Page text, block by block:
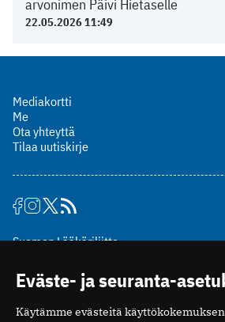
arvonimen Päivi Hietaselle
22.05.2026 11:49
Mediakortti
Me
Ota yhteyttä
Tilaa uutiskirje
Suomen Lääkäriliitto
00510 Helsinki
puh. (09) 393 091
toimitus@potilaanlaakarilehti.fi
Eväste- ja seuranta-
Käytämme evästeitä